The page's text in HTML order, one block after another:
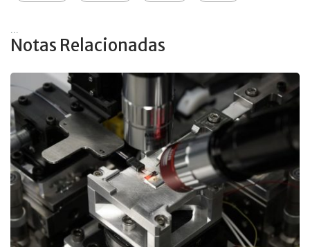
Notas Relacionadas